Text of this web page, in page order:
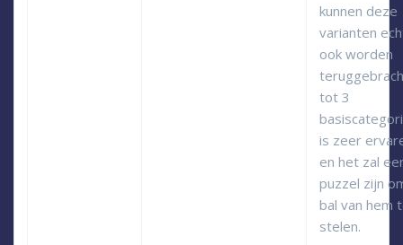
kunnen deze
varianten
ook worden
tot 3
is zeer
en het zal
puzzel zijn
bal van hem
stelen.